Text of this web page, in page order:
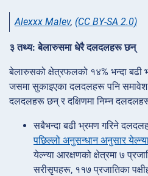
Alexxx Malev, (CC BY-SA 2.0)
३ तथ्य: बेलारुसमा धेरै दलदलहरू छन्
बेलारुसको क्षेत्रफलको १४% भन्दा
जसमा सुकाइएका दलदलहरू पनि
दलदलहरू छन् र दक्षिणमा निम्न
सबैभन्दा बढी भ्रमण गरिने
पछिल्लो अनुसन्धान अनुसार
येल्न्या आरक्षणको क्षेत्रमा ७
सरीसृपहरू, ११७ प्रजातिका